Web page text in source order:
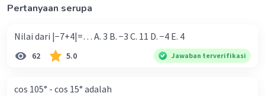
Iklan
Pertanyaan serupa
Nilai dari |−7+4|=… A. 3 B. −3 C. 11 D. −4 E. 4
62 5.0 Jawaban terverifikasi
cos 105° - cos 15° adalah